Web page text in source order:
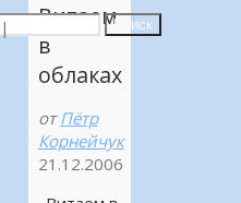
Поиск
Витаем
в
облаках
от Пётр
Корнейчук
21.12.2006
|